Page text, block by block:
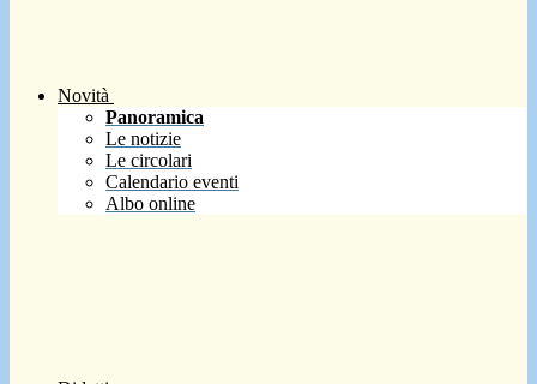
Novità
Panoramica
Le notizie
Le circolari
Calendario eventi
Albo online